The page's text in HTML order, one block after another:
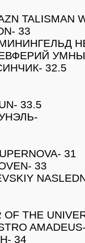
TALISMAN
33
32.5
33.5
31
33
THE
34